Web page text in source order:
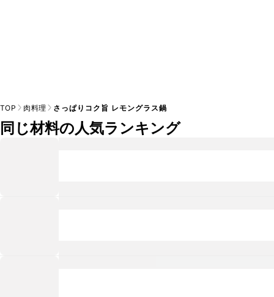
TOP 肉料理 さっぱりコク旨 レモングラス鍋
同じ材料の人気ランキング